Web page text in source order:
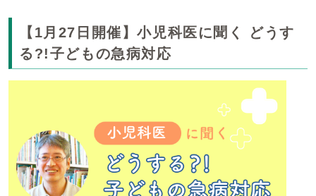
【1月27日開催】小児科医に聞く どうす
る?!子どもの急病対応